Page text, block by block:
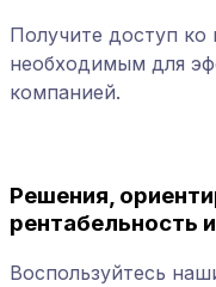
Получите доступ
необходимым для
компанией.
Решения,
рентабельность
Воспользуйтесь